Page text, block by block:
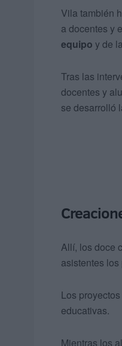
Vila también
a docentes y
equipo y de
Tras las
docentes y
se desarrolló
Allí, los doce
asistentes
Los
educativas.
Mientras los